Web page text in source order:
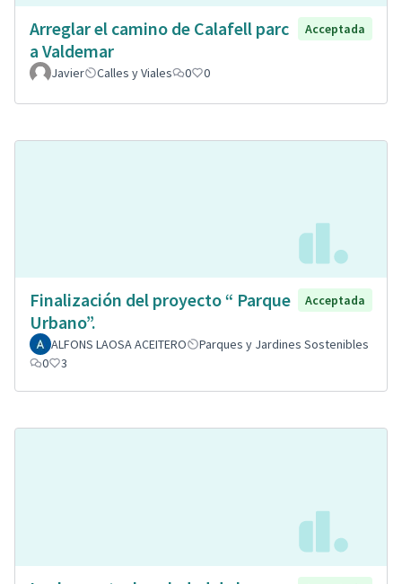
Arreglar el camino de Calafell parc
a Valdemar
Acceptada
Javier Calles y Viales 0 0
Finalización del proyecto “ Parque
Urbano”.
Acceptada
ALFONS LAOSA ACEITERO
Parques y Jardines Sostenibles
0
3